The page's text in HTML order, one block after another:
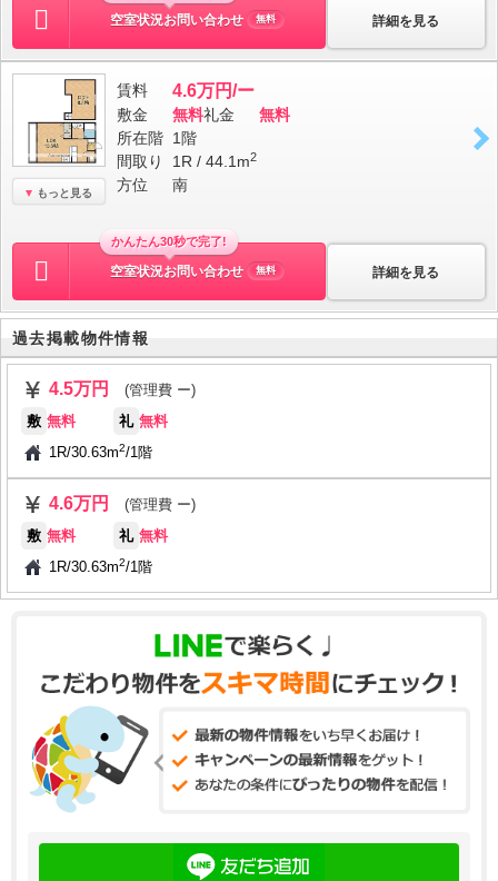
詳細を見る
空室状況お問い合わせ 無料
もっと見る
賃料 4.6万円/ー
敷金 無料礼金
無料
所在階 1階
間取り
1R / 44.1m2
方位 南
詳細を見る
かんたん30秒で完了!
空室状況お問い合わせ 無料
過去掲載物件情報
4.5万円
(管理費 ー)
敷 無料 礼 無料
1R/30.63m2/1階
4.6万円
(管理費 ー)
敷 無料 礼 無料
1R/30.63m2/1階